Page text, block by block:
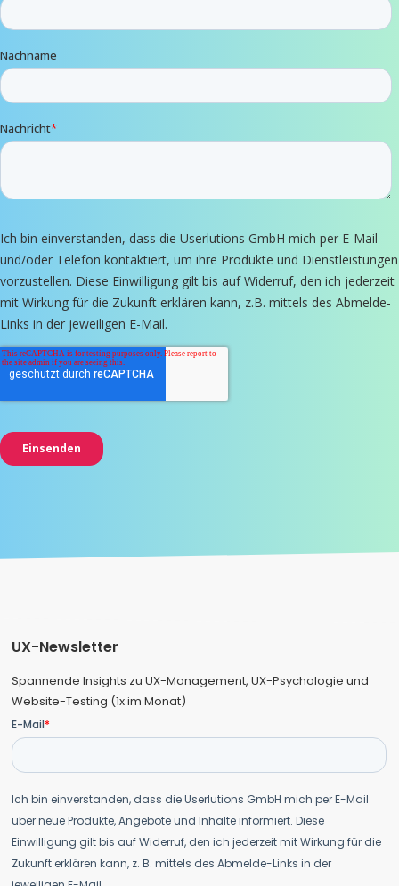
UX-Newsletter
Spannende Insights zu UX-Management, UX-Psychologie und
Website-Testing (1x im Monat)